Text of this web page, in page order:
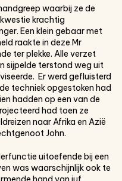
waarbij ze de
krachtig
Een klein gebaar met
raakte in deze Mr
ter plekke. Alle verzet
sijpelde terstond weg uit
Er werd gefluisterd
techniek opgestoken had
hadden op een van de
had toen ze
naar Afrika en Azië
John.
uitoefende bij een
was waarschijnlijk ook te